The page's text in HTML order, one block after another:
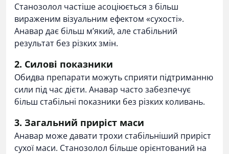
Станозолол частіше асоціюється з більш
вираженим візуальним ефектом «сухості».
Анавар дає більш м’який, але стабільний
результат без різких змін.
2. Силові показники
Обидва препарати можуть сприяти підтриманню
сили під час дієти. Анавар часто забезпечує
більш стабільні показники без різких коливань.
3. Загальний приріст маси
Анавар може давати трохи стабільніший приріст
сухої маси. Станозолол більше орієнтований на